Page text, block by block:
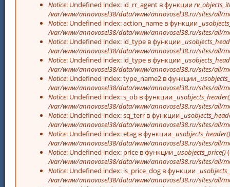
Notice: Undefined index: id_rr_agent в функции
/var/www/annovosel38/data/www/annovosel38.ru/sites/all/
Notice: Undefined index: action_name в функции
/var/www/annovosel38/data/www/annovosel38.ru/sites/all/
Notice: Undefined index: id_type в функции
/var/www/annovosel38/data/www/annovosel38.ru/sites/all/
Notice: Undefined index: id_type в функции
/var/www/annovosel38/data/www/annovosel38.ru/sites/all/
Notice: Undefined index: type_name2 в функции
/var/www/annovosel38/data/www/annovosel38.ru/sites/all/
Notice: Undefined index: s_ob в функции
/var/www/annovosel38/data/www/annovosel38.ru/sites/all/
Notice: Undefined index: sq_terr в функции
/var/www/annovosel38/data/www/annovosel38.ru/sites/all/
Notice: Undefined index: etag в функции _usobjects_header()
/var/www/annovosel38/data/www/annovosel38.ru/sites/all/
Notice: Undefined index: price в функции _usobjects_price()
/var/www/annovosel38/data/www/annovosel38.ru/sites/all/
Notice: Undefined index: is_price_dog в функции
/var/www/annovosel38/data/www/annovosel38.ru/sites/all/